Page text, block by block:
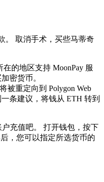
。 取消手术，买些马蒂奇
的地区支持 MoonPay 服
密货币。
被重定向到 Polygon Web
条建议，将钱从 ETH 转到
户充值吧。 打开钱包，按下
，您可以指定所选货币的